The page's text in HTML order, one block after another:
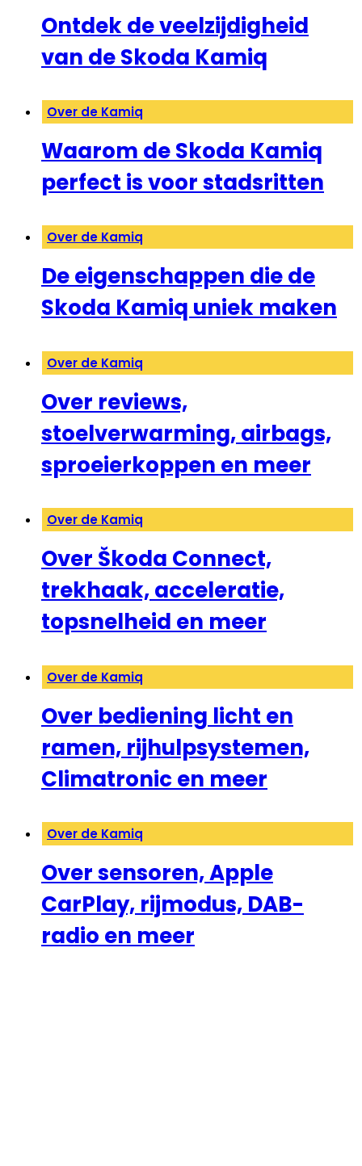
Ontdek de veelzijdigheid
van de Skoda Kamiq
Over de Kamiq
Waarom de Skoda Kamiq
perfect is voor stadsritten
Over de Kamiq
De eigenschappen die de
Skoda Kamiq uniek maken
Over de Kamiq
Over reviews,
stoelverwarming, airbags,
sproeierkoppen en meer
Over de Kamiq
Over Škoda Connect,
trekhaak, acceleratie,
topsnelheid en meer
Over de Kamiq
Over bediening licht en
ramen, rijhulpsystemen,
Climatronic en meer
Over de Kamiq
Over sensoren, Apple
CarPlay, rijmodus, DAB-
radio en meer